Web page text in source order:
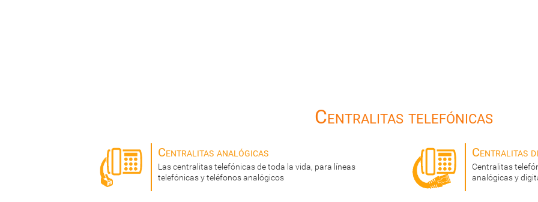
Centralitas telefónicas
Centralitas analógicas
Las centralitas telefónicas de toda la vida, para líneas
telefónicas y teléfonos analógicos
Centralitas
Centralitas
analógicas y